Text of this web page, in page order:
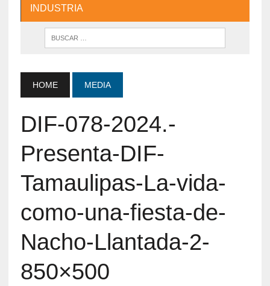
INDUSTRIA
HOME MEDIA
DIF-078-2024.-
Presenta-DIF-
Tamaulipas-La-vida-
como-una-fiesta-de-
Nacho-Llantada-2-
850×500